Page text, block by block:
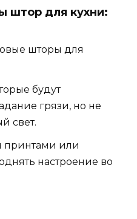
штор для кухни:
шторы для
будут
грязи, но не
свет.
принтами или
настроение во